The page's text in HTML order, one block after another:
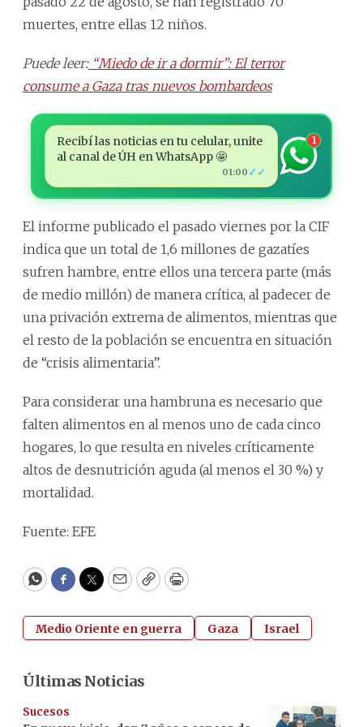
muertes, entre ellas 12 niños.
Puede leer:“Miedo de ir a dormir”: El terror
consume a Gaza tras nuevos bombardeos
Recibí las noticias en tu celular, unite
al canal de ÚH en WhatsApp 🤩
01:00 ✓✓
1
El informe publicado el pasado viernes por la CIF
indica que un total de 1,6 millones de gazatíes
sufren hambre, entre ellos una tercera parte (más
de medio millón) de manera crítica, al padecer de
una privación extrema de alimentos, mientras que
el resto de la población se encuentra en situación
de “crisis alimentaria”.
Para considerar una hambruna es necesario que
falten alimentos en al menos uno de cada cinco
hogares, lo que resulta en niveles críticamente
altos de desnutrición aguda (al menos el 30 %) y
mortalidad.
Fuente: EFE
WhatsApp
Facebook
Twitter
EmailCopyPrint
Medio Oriente en guerra Gaza Israel
Últimas Noticias
Sucesos